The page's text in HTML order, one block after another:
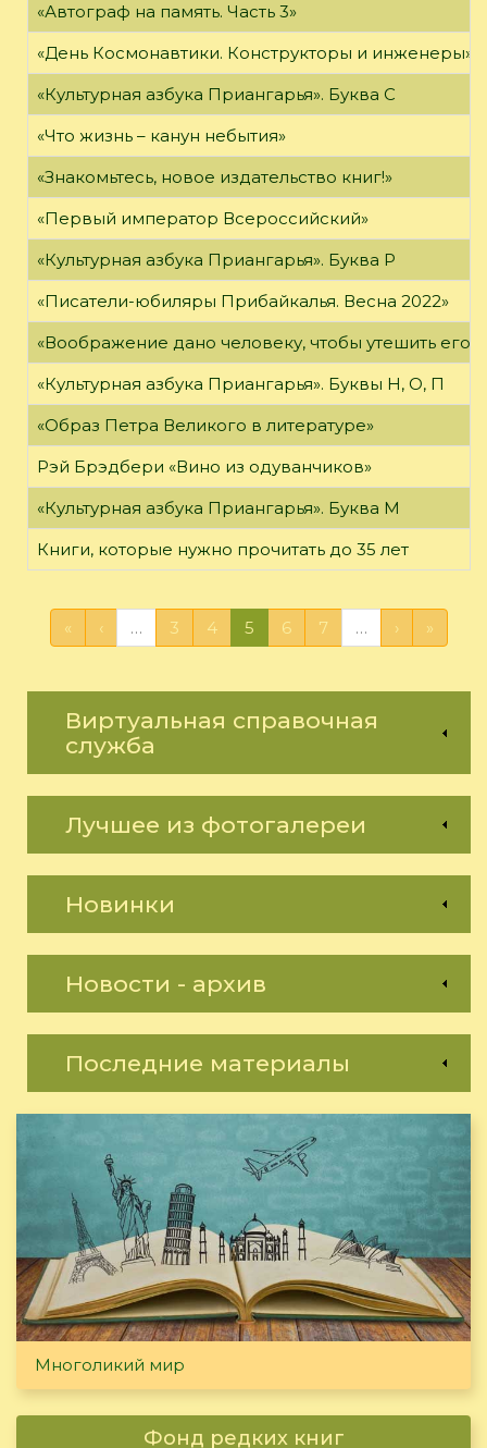
«Автограф на память. Часть 3»
«День Космонавтики. Конструкторы и инженеры»
«Культурная азбука Приангарья». Буква С
«Что жизнь – канун небытия»
«Знакомьтесь, новое издательство книг!»
«Первый император Всероссийский»
«Культурная азбука Приангарья». Буква Р
«Писатели-юбиляры Прибайкалья. Весна 2022»
«Воображение дано человеку, чтобы утешить его
«Культурная азбука Приангарья». Буквы Н, О, П
«Образ Петра Великого в литературе»
Рэй Брэдбери «Вино из одуванчиков»
«Культурная азбука Приангарья». Буква М
Книги, которые нужно прочитать до 35 лет
« ‹ … 3 4 5 6 7 … › »
Виртуальная справочная
служба
Лучшее из фотогалереи
Новинки
Новости - архив
Последние материалы
Многоликий мир
Фонд редких книг